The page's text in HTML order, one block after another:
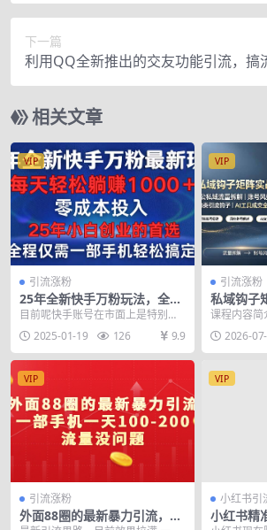
下一篇
利用QQ全新推出的交友功能引流，搞
快去操作！
相关文章
VIP
引流涨粉
25年全新快手万粉玩法，全程
一部手机轻松搞定，一分钟两
目前呢快手账号在市面上是特别的
抢手，而且很多人都在收购，价格
都很不错，包括我这边...
2025-01-19 126 9.9
VIP
引流涨粉
私域钩子
流量拆解
教程
课程内容简
广课程完整
辑、私域矩
2026-
VIP
引流涨粉
外面88圈的最新暴力引流，一
VIP
小红书引
小红书精